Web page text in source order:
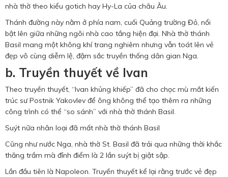
nhà thờ theo kiểu gotich hay Hy-La của châu Âu.
Thánh đường này nằm ở phía nam, cuối Quảng trường Đỏ, nổi
bật lên giữa những ngôi nhà cao tầng hiện đại. Nhà thờ thánh
Basil mang một không khí trang nghiêm nhưng vẫn toát lên vẻ
đẹp vô cùng diễm lệ, đậm sắc truyền thống dân gian Nga.
b. Truyền thuyết về Ivan
Theo truyền thuyết, “Ivan khủng khiếp” đã cho chọc mù mắt kiến
trúc sư Postnik Yakovlev để ông không thể tạo thêm ra những
công trình có thể “so sánh” với nhà thờ thánh Basil.
Suýt nữa nhân loại đã mất nhà thờ thánh Basil
Cũng như nước Nga, nhà thờ St. Basil đã trải qua những thời khắc
thăng trầm mà đỉnh điểm là 2 lần suýt bị giật sập.
Lần đầu tiên là Napoleon. Truyền thuyết kể lại rằng trước vẻ đẹp